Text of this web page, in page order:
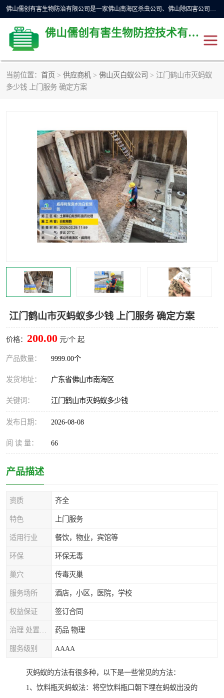
佛山儒创有害生物防治有限公司是一家佛山南海区杀虫公司、佛山除四害公司、佛山灭白蚁公司、佛山白蚁防治公司，让您远离虫害困扰。要问佛山白蚁防治哪家好？佛山儒创有害生物防治有限公司全佛山、广州，正规公司，上门勘查，可靠，售后有保障。
佛山儒创有害生物防控技术有限公司
当前位置： 首页 > 供应商机 > 佛山灭白蚁公司 > 江门鹤山市灭蚂蚁
多少钱 上门服务 确定方案
江门鹤山市灭蚂蚁多少钱 上门服务 确定方案
价格： 200.00 元/个 起
产品数量： 9999.00个
发货地址： 广东省佛山市南海区
关键词： 江门鹤山市灭蚂蚁多少钱
发布日期： 2026-08-08
阅 读 量： 66
产品描述
资质 齐全
特色 上门服务
适用行业 餐饮，物业，宾馆等
环保 环保无毒
巢穴 传毒灭巢
服务场所 酒店，小区，医院，学校
权益保证 签订合同
药品 物理
服务级别 AAAA
灭蚂蚁的方法有很多种，以下是一些常见的方法：
1、饮料瓶灭蚂蚁法：将空饮料瓶口朝下埋在蚂蚁出没的
除四害公司
佛山灭白蚁公司 佛山杀虫公司
佛山除四害公司 灭鼠
灭蜱虫 消杀
灭苍蝇 灭跳蚤
灭蚊虫 灭蟑螂
害虫防治 灭杀害虫